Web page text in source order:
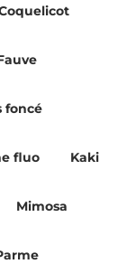
foncé
fluo Kaki
Mimosa